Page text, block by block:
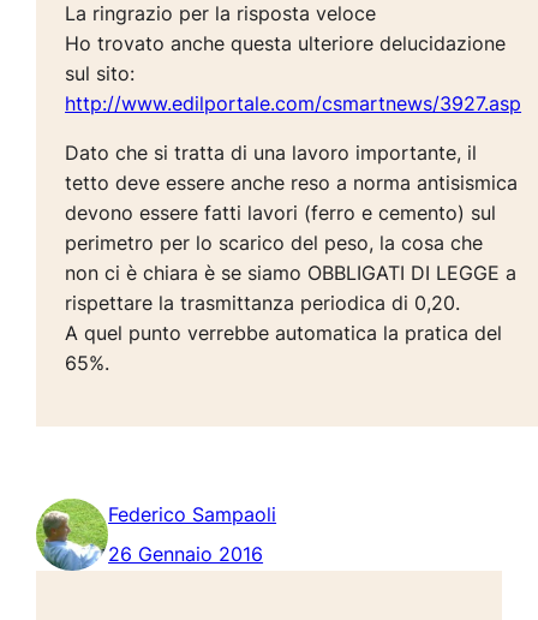
La ringrazio per la risposta veloce
Ho trovato anche questa ulteriore delucidazione
sul sito:
http://www.edilportale.com/csmartnews/3927.asp
Dato che si tratta di una lavoro importante, il
tetto deve essere anche reso a norma antisismica
devono essere fatti lavori (ferro e cemento) sul
perimetro per lo scarico del peso, la cosa che
non ci è chiara è se siamo OBBLIGATI DI LEGGE a
rispettare la trasmittanza periodica di 0,20.
A quel punto verrebbe automatica la pratica del
65%.
Federico Sampaoli
26 Gennaio 2016